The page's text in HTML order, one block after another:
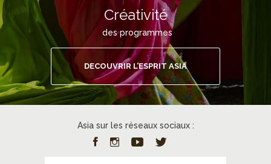
Créativité
des programmes
DECOUVRIR L’ESPRIT ASIA
Asia sur les réseaux sociaux :